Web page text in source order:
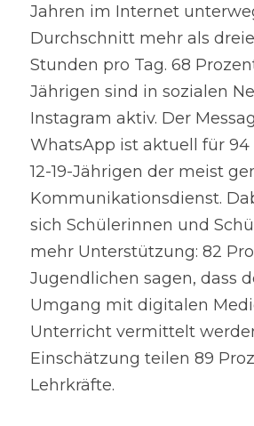
Jahren im Internet
Durchschnitt mehr als
Stunden pro Tag. 68
Jährigen sind in sozialen
Instagram aktiv. Der
WhatsApp ist aktuell für 94
12-19-Jährigen der meist
Kommunikationsdienst.
sich Schülerinnen und
mehr Unterstützung: 82
Jugendlichen sagen, dass
Umgang mit digitalen
Unterricht vermittelt
Einschätzung teilen 89
Lehrkräfte.